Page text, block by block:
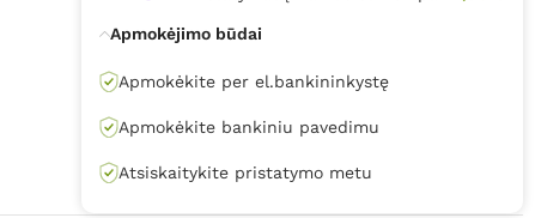
Apmokėjimo būdai
Apmokėkite per el.bankininkystę
Apmokėkite bankiniu pavedimu
Atsiskaitykite pristatymo metu